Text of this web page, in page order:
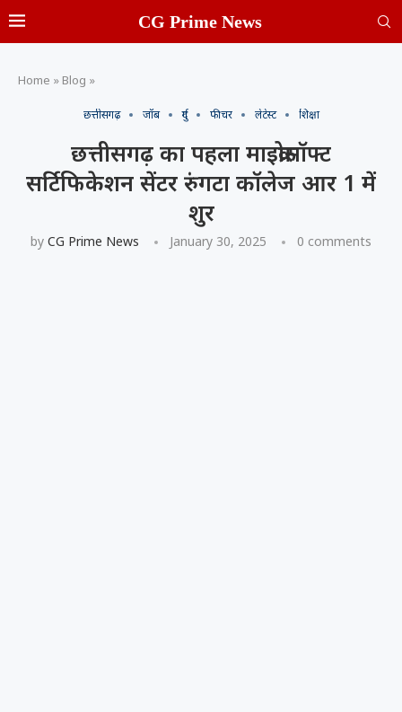
CG Prime News
Home » Blog »
छत्तीसगढ़ जॉब दुर्ग फीचर लेटेस्ट शिक्षा
छत्तीसगढ़ का पहला माइक्रोसॉफ्ट
सर्टिफिकेशन सेंटर रुंगटा कॉलेज आर 1 में
शुर
by CG Prime News January 30, 2025 0 comments